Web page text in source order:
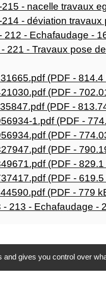
- nacelle travaux
- déviation
212 - Echafaudage -
221 - Travaux pose
(PDF - 814.4
(PDF -
(PDF -
1.pdf (PDF -
(PDF -
(PDF -
(PDF - 829.1
(PDF - 619.5
(PDF - 779
213 - Echafaudage -
and gives you control over